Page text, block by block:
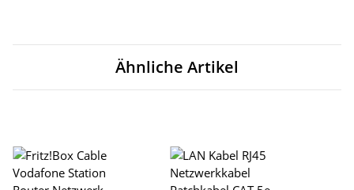
Ähnliche Artikel